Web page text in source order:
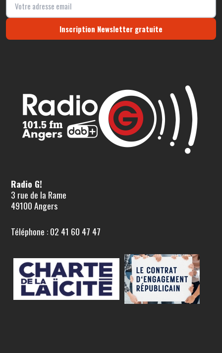
Inscription Newsletter gratuite
Radio G!
3 rue de la Rame
49100 Angers
Téléphone : 02 41 60 47 47